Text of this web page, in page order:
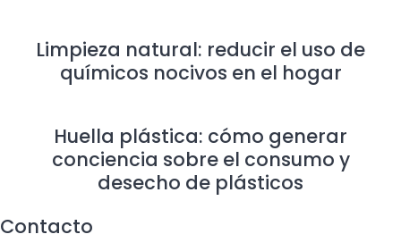
Limpieza natural: reducir el uso de
químicos nocivos en el hogar
Huella plástica: cómo generar
conciencia sobre el consumo y
desecho de plásticos
Contacto